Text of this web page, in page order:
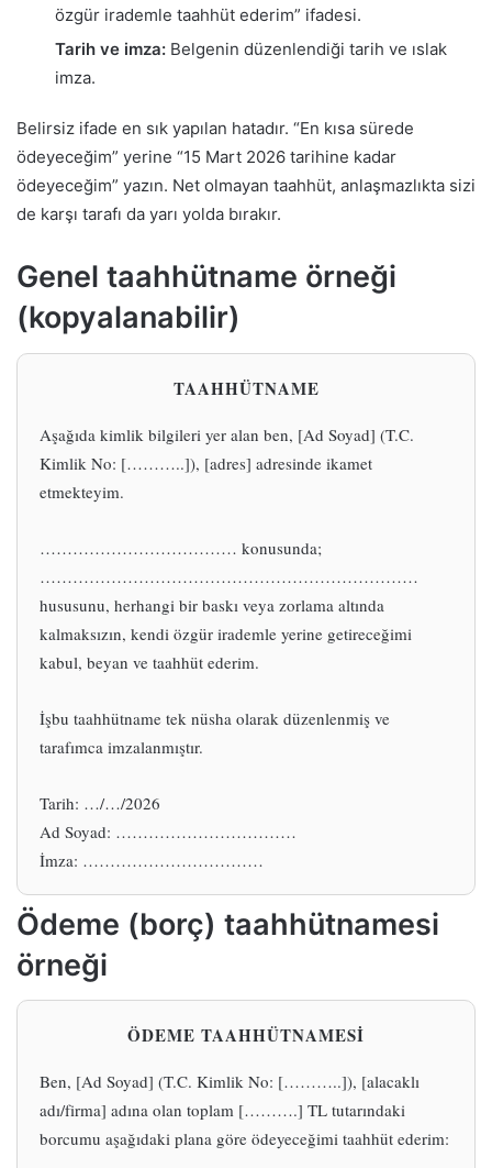
özgür irademle taahhüt ederim” ifadesi.
Tarih ve imza: Belgenin düzenlendiği tarih ve ıslak
imza.
Belirsiz ifade en sık yapılan hatadır. “En kısa sürede
ödeyeceğim” yerine “15 Mart 2026 tarihine kadar
ödeyeceğim” yazın. Net olmayan taahhüt, anlaşmazlıkta sizi
de karşı tarafı da yarı yolda bırakır.
Genel taahhütname örneği
(kopyalanabilir)
TAAHHÜTNAME
Aşağıda kimlik bilgileri yer alan ben, [Ad Soyad] (T.C.
Kimlik No: [………..]), [adres] adresinde ikamet
etmekteyim.
……………………………… konusunda;
……………………………………………………………
hususunu, herhangi bir baskı veya zorlama altında
kalmaksızın, kendi özgür irademle yerine getireceğimi
kabul, beyan ve taahhüt ederim.
İşbu taahhütname tek nüsha olarak düzenlenmiş ve
tarafımca imzalanmıştır.
Tarih: …/…/2026
Ad Soyad: ……………………………
İmza: ……………………………
Ödeme (borç) taahhütnamesi
örneği
ÖDEME TAAHHÜTNAMESİ
Ben, [Ad Soyad] (T.C. Kimlik No: [………..]), [alacaklı
adı/firma] adına olan toplam [……….] TL tutarındaki
borcumu aşağıdaki plana göre ödeyeceğimi taahhüt ederim: